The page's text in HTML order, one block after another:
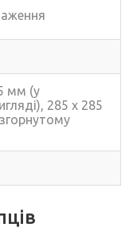
мм (у
285 x 285